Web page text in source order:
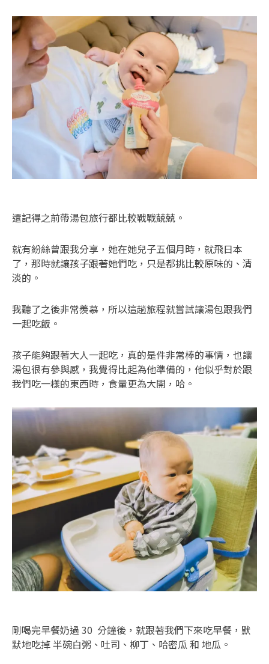
還記得之前帶湯包旅行都比較戰戰兢兢。
就有紛絲曾跟我分享，她在她兒子五個月時，就飛日本
了，那時就讓孩子跟著她們吃，只是都挑比較原味的、清
淡的。
我聽了之後非常羨慕，所以這趟旅程就嘗試讓湯包跟我們
一起吃飯。
孩子能夠跟著大人一起吃，真的是件非常棒的事情，也讓
湯包很有參與感，我覺得比起為他準備的，他似乎對於跟
我們吃一樣的東西時，食量更為大開，哈。
剛喝完早餐奶過 30 分鐘後，就跟著我們下來吃早餐，默
默地吃掉 半碗白粥、吐司、柳丁、哈密瓜 和 地瓜。